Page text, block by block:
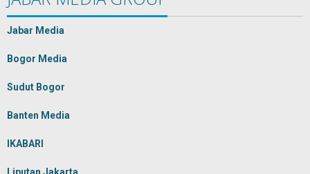
Jabar Media
Bogor Media
Sudut Bogor
Banten Media
IKABARI